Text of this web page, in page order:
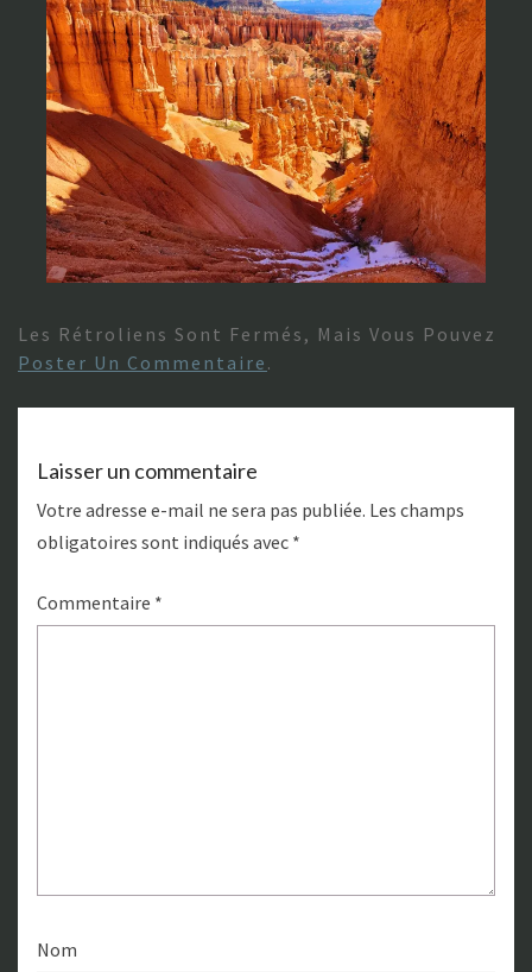
Les Rétroliens Sont Fermés, Mais Vous Pouvez
Poster Un Commentaire .
Laisser un commentaire
Votre adresse e-mail ne sera pas publiée. Les champs
obligatoires sont indiqués avec *
Commentaire *
Nom